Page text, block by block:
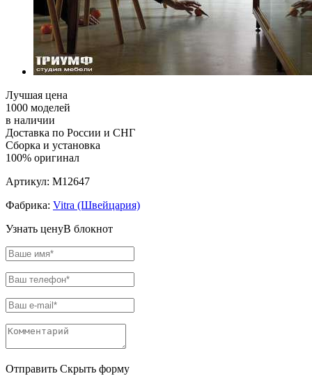
Лучшая цена
1000 моделей
в наличии
Доставка по России и СНГ
Сборка и установка
100% оригинал
Артикул: M12647
Фабрика: Vitra (Швейцария)
Узнать ценуВ блокнот
Отправить Скрыть форму